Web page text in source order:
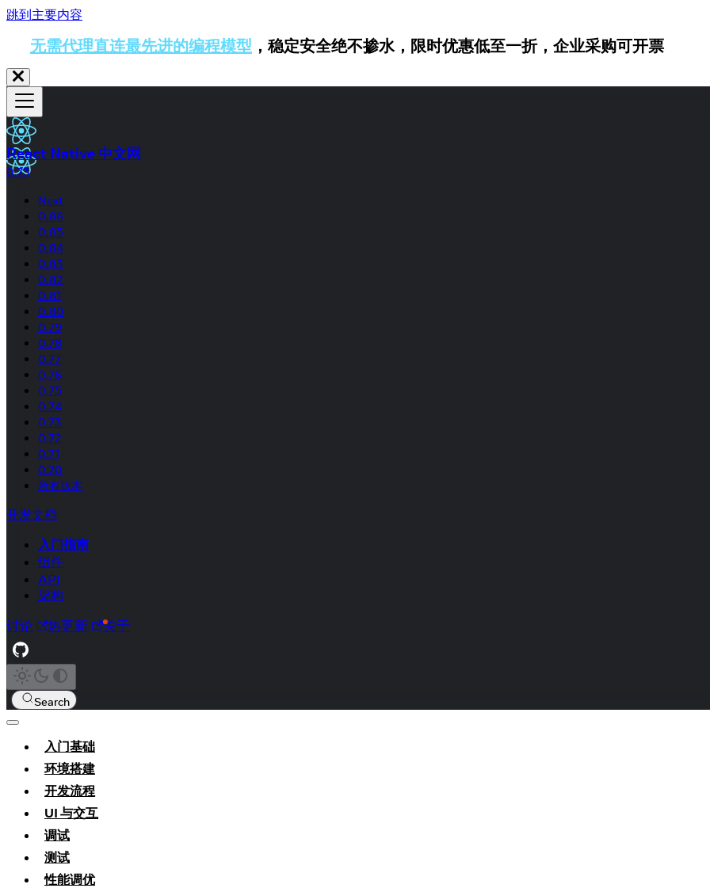
跳到主要内容
无需代理直连最先进的编程模型 ，稳定安全绝不掺水，限时优惠低至一折，企业采购可开票
React Native 中文网
0.73
Next
0.86
0.85
0.84
0.83
0.82
0.81
0.80
0.79
0.78
0.77
0.76
0.75
0.74
0.73
0.72
0.71
0.70
所有版本
开发文档
入门指南
组件
API
架构
讨论 热更新 关于
Search
入门基础
环境搭建
开发流程
UI 与交互
调试
测试
性能调优